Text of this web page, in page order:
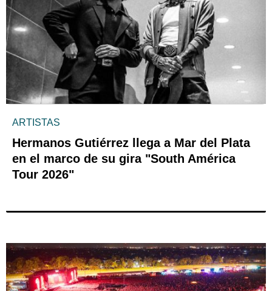
ARTISTAS
Hermanos Gutiérrez llega a Mar del Plata
en el marco de su gira "South América
Tour 2026"